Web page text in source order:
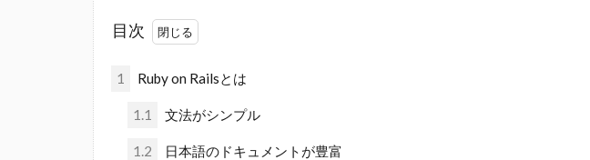
目次
1 Ruby on Railsとは
1.1 文法がシンプル
1.2 日本語のドキュメントが豊富